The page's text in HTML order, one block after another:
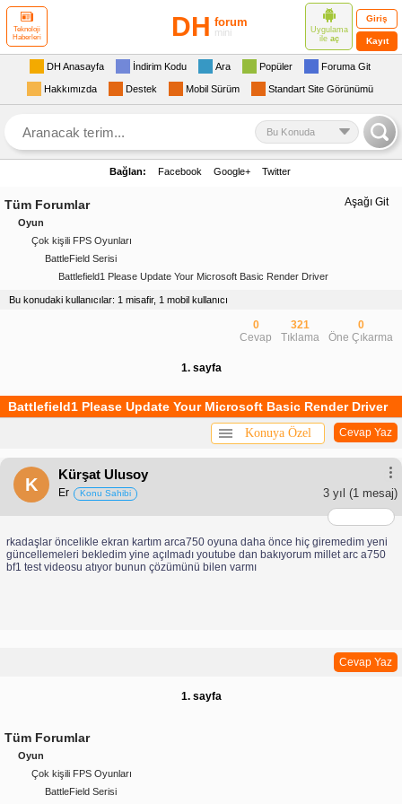
Teknoloji
Haberleri
DH forum
mini
Uygulama
ile aç
Giriş
Kayıt
DH Anasayfa İndirim Kodu Ara Popüler Foruma Git
Hakkımızda Destek Mobil Sürüm Standart Site Görünümü
Bu Konuda
Bağlan: Facebook Google+ Twitter
Aşağı Git
Tüm Forumlar
Oyun
Çok kişili FPS Oyunları
BattleField Serisi
Battlefield1 Please Update Your Microsoft Basic Render Driver
Bu konudaki kullanıcılar: 1 misafir, 1 mobil kullanıcı
0
Cevap
321
Tıklama
0
Öne Çıkarma
1. sayfa
Battlefield1 Please Update Your Microsoft Basic Render Driver
Cevap Yaz
Konuya Özel
K
Kürşat Ulusoy
3 yıl (1 mesaj)
Er Konu Sahibi
rkadaşlar öncelikle ekran kartım arca750 oyuna daha önce hiç giremedim yeni
güncellemeleri bekledim yine açılmadı youtube dan bakıyorum millet arc a750
bf1 test videosu atıyor bunun çözümünü bilen varmı
Cevap Yaz
1. sayfa
Tüm Forumlar
Oyun
Çok kişili FPS Oyunları
BattleField Serisi